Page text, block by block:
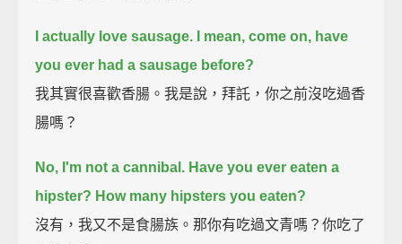
I actually love sausage.
I mean, come on, have
you ever had a sausage before?
我其實很喜歡香腸。我是說，拜託，你之前沒吃過香
腸嗎？
No, I'm not a cannibal. Have you ever eaten a
hipster? How many hipsters you eaten?
沒有，我又不是食腸族。那你有吃過文青嗎？你吃了